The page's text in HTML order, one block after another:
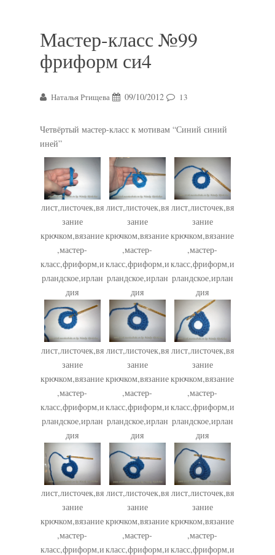
Мастер-класс №99
фриформ си4
Наталья Ртищева 09/10/2012 13
Четвёртый мастер-класс к мотивам “Синий синий
иней”
лист,листочек,вя
зание
крючком,вязание
,мастер-
класс,фриформ,и
рландское,ирлан
дия
лист,листочек,вя
зание
крючком,вязание
,мастер-
класс,фриформ,и
рландское,ирлан
дия
лист,листочек,вя
зание
крючком,вязание
,мастер-
класс,фриформ,и
рландское,ирлан
дия
лист,листочек,вя
зание
крючком,вязание
,мастер-
класс,фриформ,и
рландское,ирлан
дия
лист,листочек,вя
зание
крючком,вязание
,мастер-
класс,фриформ,и
рландское,ирлан
дия
лист,листочек,вя
зание
крючком,вязание
,мастер-
класс,фриформ,и
рландское,ирлан
дия
лист,листочек,вя
зание
крючком,вязание
,мастер-
класс,фриформ,и
лист,листочек,вя
зание
крючком,вязание
,мастер-
класс,фриформ,и
лист,листочек,вя
зание
крючком,вязание
,мастер-
класс,фриформ,и